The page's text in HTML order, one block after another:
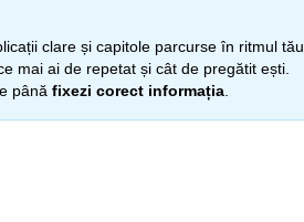
clare și capitole parcurse în ritmul tău.
mai ai de repetat și cât de pregătit ești.
până fixezi corect informația